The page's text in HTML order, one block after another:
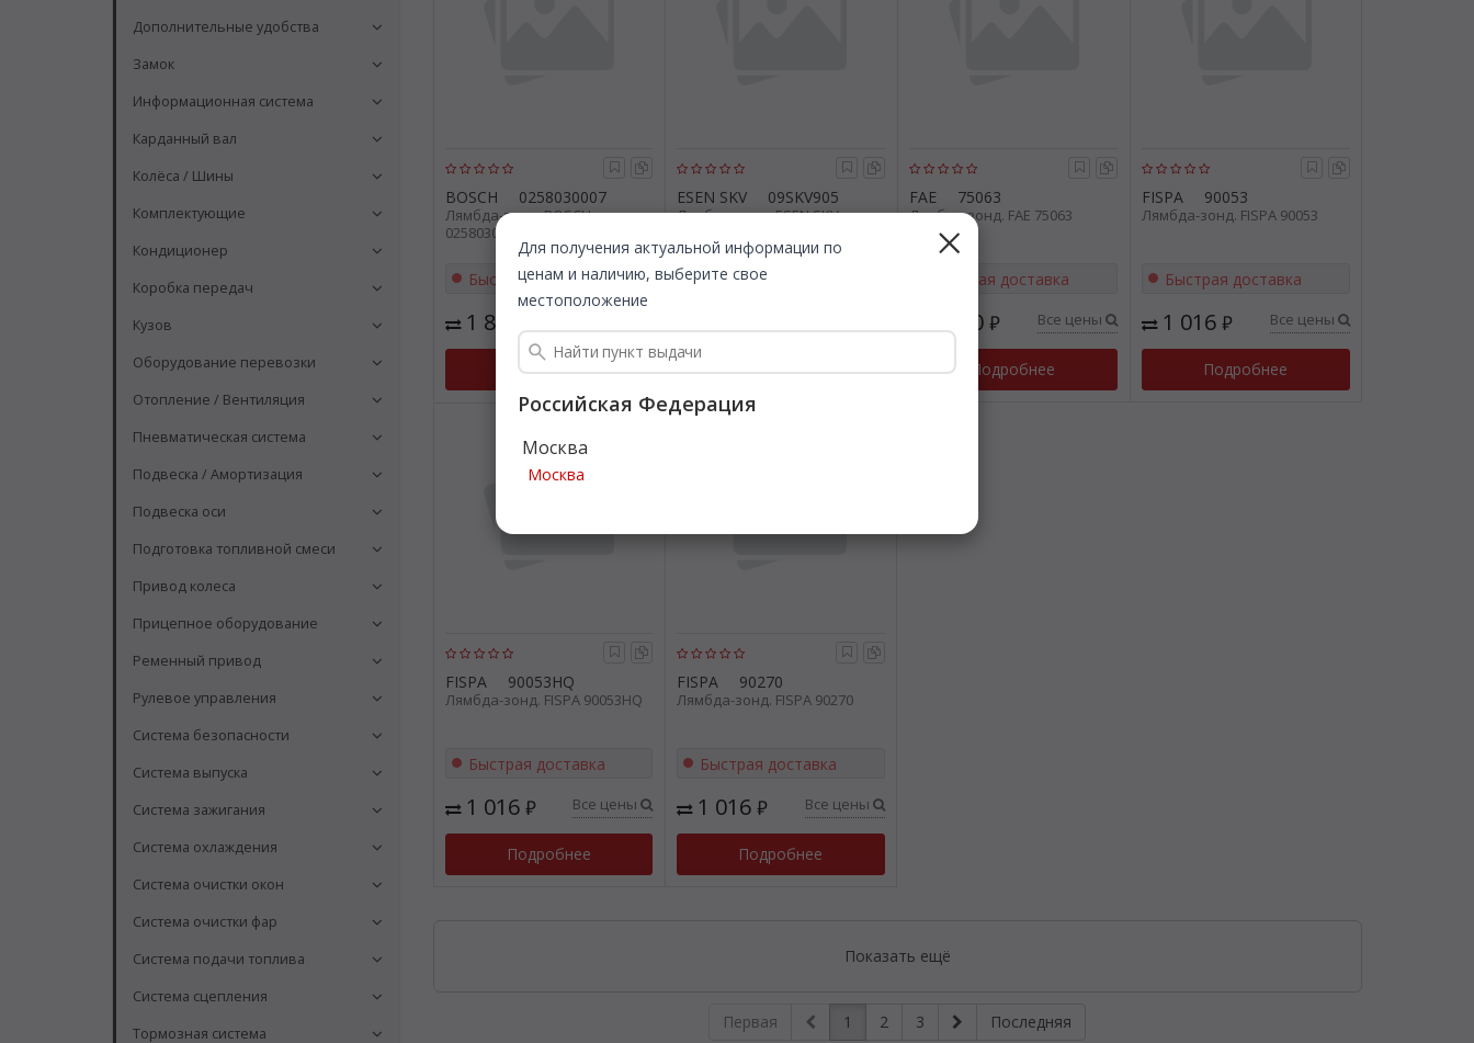
Для получения актуальной информации по
ценам и наличию, выберите свое
местоположение
Российская Федерация
Москва
Москва
Дополнительные удобства
Замок
Информационная система
Карданный вал
Колёса / Шины
Комплектующие
Кондиционер
Коробка передач
Кузов
Оборудование перевозки
Отопление / Вентиляция
Пневматическая система
Подвеска / Амортизация
Подвеска оси
Подготовка топливной смеси
Привод колеса
Прицепное оборудование
Ременный привод
Рулевое управления
Система безопасности
Система выпуска
Система зажигания
Система охлаждения
Система очистки окон
Система очистки фар
Система подачи топлива
Система сцепления
Тормозная система
BOSCH 0258030007
Лямбда-зонд. BOSCH
0258030007
Быстрая доставка
1 824
Подробнее
ESEN SKV 09SKV905
Лямбда-зонд. ESEN SKV
Быстрая доставка
Подробнее
FAE 75063
Лямбда-зонд. FAE 75063
Быстрая доставка
1 000₽ Все цены
Подробнее
FISPA 90053
Лямбда-зонд. FISPA 90053
Быстрая доставка
1 016₽ Все цены
Подробнее
FISPA 90053HQ
Лямбда-зонд. FISPA 90053HQ
Быстрая доставка
1 016 ₽ Все цены
Подробнее
FISPA 90270
Лямбда-зонд. FISPA 90270
Акция
Быстрая доставка
1 016₽ Все цены
Подробнее
Показать ещё
Первая 1 2 3 Последняя